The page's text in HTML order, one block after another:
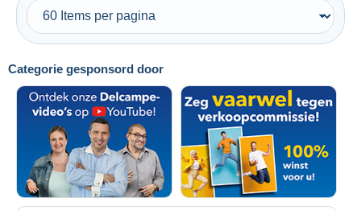
Categorie gesponsord door